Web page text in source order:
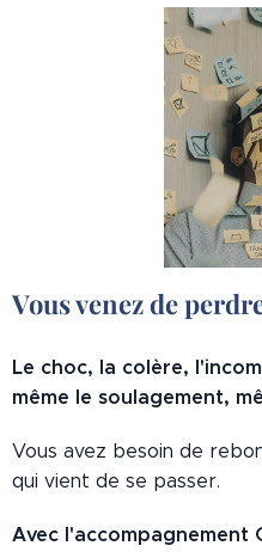
Vous venez de
Le choc, la colère,
même le soulagement,
Vous avez besoin de
qui vient de se passer.
Avec l'accompagnement